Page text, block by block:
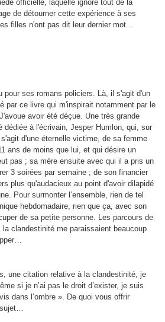
officielle, laquelle ignore tout de la
de détourner cette expérience à ses
filles n'ont pas dit leur dernier mot...
pour ses romans policiers. Là, il s'agit d'un
par ce livre qui m'inspirait notamment par le
avoir été déçue. Une très grande
dédiée à l'écrivain, Jesper Humlon, qui, sur
d'une éternelle victime, de sa femme
ans de moins que lui, et qui désire un
pas ; sa mère ensuite avec qui il a pris un
3 soirées par semaine ; de son financier
plus qu'audacieux au point d'avoir dilapidé
Pour surmonter l’ensemble, rien de tel
hebdomadaire, rien que ça, avec son
de sa petite personne. Les parcours de
clandestinité me paraissaient beaucoup
une citation relative à la clandestinité, je
si je n’ai pas le droit d’exister, je suis
dans l’ombre ». De quoi vous offrir
sujet…